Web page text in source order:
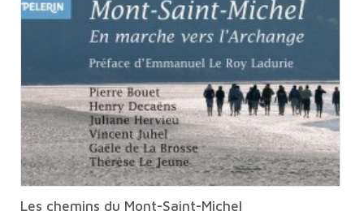
Les chemins du Mont-Saint-Michel